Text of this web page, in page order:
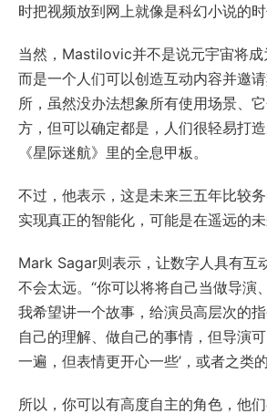
时把视频放到网上就像是科幻小说的
当然，Mastilovic并不是说元宇宙将成
而是一个人们可以创造互动内容并邀
所，虽然没办法想象所有使用场景、
方，但可以确定都是，人们很轻易打
《星际迷航》里的全息甲板。
不过，他表示，这是未来三五年比较
实现真正的智能化，可能是在遥远的未
Mark Sagar则表示，让数字人具有互
不会太远。“你可以将将自己当做导演
我希望讲一个故事，给演员高层次的
自己的理解、做自己的事情，但导演
一遍，但表情更开心一些’，或者之类的
所以，你可以有高度自主的角色，他